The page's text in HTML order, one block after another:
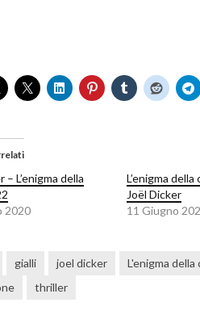
– L’enigma della
2020
L’enigma
Joël Dicker
11 Giugno
gialli joel dicker L'enigma della
thriller